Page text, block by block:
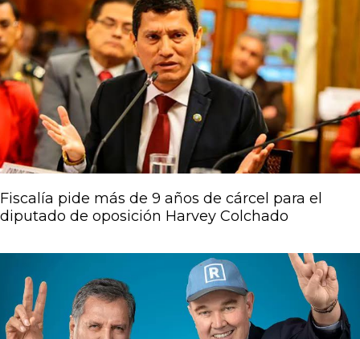
Fiscalía pide más de 9 años de cárcel para el
diputado de oposición Harvey Colchado